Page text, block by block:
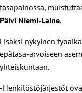
tasapainossa,
Päivi Niemi-Laine.
Lisäksi nykyinen
epätasa-arvoiseen
yhteiskuntaan.
-Henkilöstöjärjestöt